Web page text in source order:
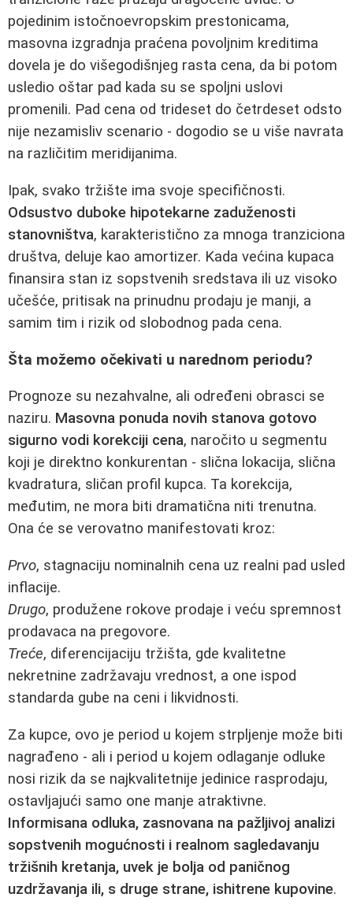
pojedinim istočnoevropskim prestonicama,
masovna izgradnja praćena povoljnim kreditima
dovela je do višegodišnjeg rasta cena, da bi potom
usledio oštar pad kada su se spoljni uslovi
promenili. Pad cena od trideset do četrdeset odsto
nije nezamisliv scenario - dogodio se u više navrata
na različitim meridijanima.
Ipak, svako tržište ima svoje specifičnosti.
Odsustvo duboke hipotekarne zaduženosti
stanovništva, karakteristično za mnoga tranziciona
društva, deluje kao amortizer. Kada većina kupaca
finansira stan iz sopstvenih sredstava ili uz visoko
učešće, pritisak na prinudnu prodaju je manji, a
samim tim i rizik od slobodnog pada cena.
Šta možemo očekivati u narednom periodu?
Prognoze su nezahvalne, ali određeni obrasci se
naziru. Masovna ponuda novih stanova gotovo
sigurno vodi korekciji cena, naročito u segmentu
koji je direktno konkurentan - slična lokacija, slična
kvadratura, sličan profil kupca. Ta korekcija,
međutim, ne mora biti dramatična niti trenutna.
Ona će se verovatno manifestovati kroz:
Prvo, stagnaciju nominalnih cena uz realni pad usled
inflacije.
Drugo, produžene rokove prodaje i veću spremnost
prodavaca na pregovore.
Treće, diferencijaciju tržišta, gde kvalitetne
nekretnine zadržavaju vrednost, a one ispod
standarda gube na ceni i likvidnosti.
Za kupce, ovo je period u kojem strpljenje može biti
nagrađeno - ali i period u kojem odlaganje odluke
nosi rizik da se najkvalitetnije jedinice rasprodaju,
ostavljajući samo one manje atraktivne.
Informisana odluka, zasnovana na pažljivoj analizi
sopstvenih mogućnosti i realnom sagledavanju
tržišnih kretanja, uvek je bolja od paničnog
uzdržavanja ili, s druge strane, ishitrene kupovine.